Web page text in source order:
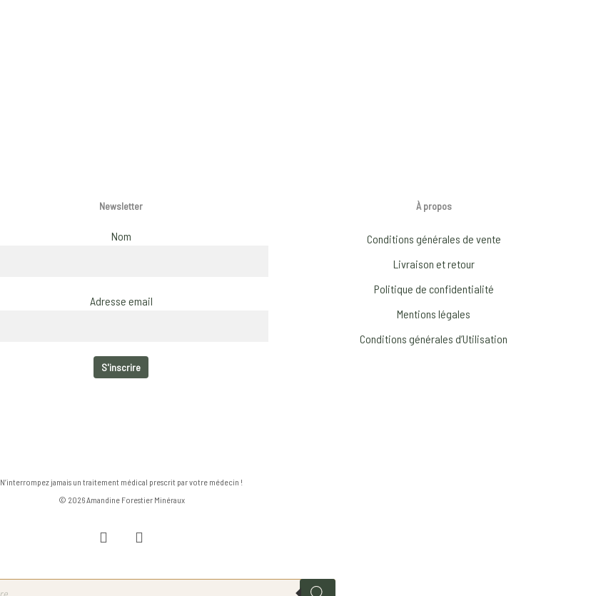
Newsletter
Nom
Adresse email
À propos
Conditions générales de vente
Livraison et retour
Politique de confidentialité
Mentions légales
Conditions générales d’Utilisation
N’interrompez jamais un traitement médical prescrit par votre médecin !
© 2026 Amandine Forestier Minéraux
facebook instagram